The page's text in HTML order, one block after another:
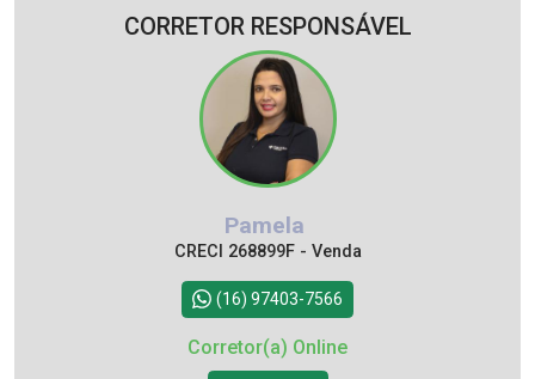
CORRETOR RESPONSÁVEL
Pamela
CRECI 268899F - Venda
(16) 97403-7566
Corretor(a) Online